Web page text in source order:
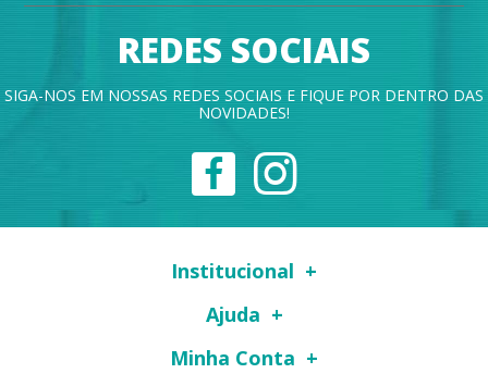
REDES SOCIAIS
SIGA-NOS EM NOSSAS REDES SOCIAIS E FIQUE POR DENTRO DAS
NOVIDADES!
Institucional
Ajuda
Minha Conta